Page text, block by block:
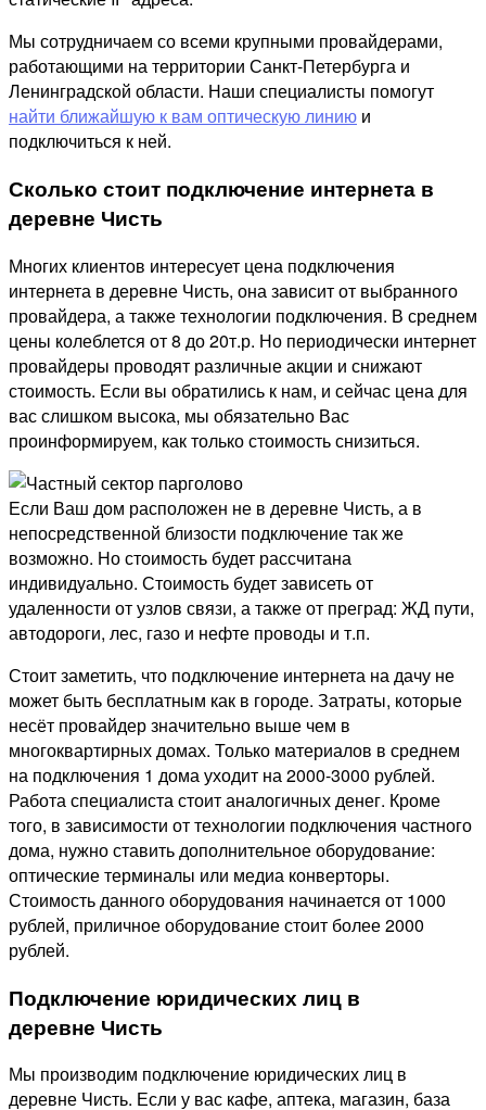
Мы сотрудничаем со всеми крупными провайдерами,
работающими на территории Санкт-Петербурга и
Ленинградской области. Наши специалисты помогут
найти ближайшую к вам оптическую линию и
подключиться к ней.
Сколько стоит подключение интернета в
деревне Чисть
Многих клиентов интересует цена подключения
интернета в деревне Чисть, она зависит от выбранного
провайдера, а также технологии подключения. В среднем
цены колеблется от 8 до 20т.р. Но периодически интернет
провайдеры проводят различные акции и снижают
стоимость. Если вы обратились к нам, и сейчас цена для
вас слишком высока, мы обязательно Вас
проинформируем, как только стоимость снизиться.
Если Ваш дом расположен не в деревне Чисть, а в
непосредственной близости подключение так же
возможно. Но стоимость будет рассчитана
индивидуально. Стоимость будет зависеть от
удаленности от узлов связи, а также от преград: ЖД пути,
автодороги, лес, газо и нефте проводы и т.п.
Стоит заметить, что подключение интернета на дачу не
может быть бесплатным как в городе. Затраты, которые
несёт провайдер значительно выше чем в
многоквартирных домах. Только материалов в среднем
на подключения 1 дома уходит на 2000-3000 рублей.
Работа специалиста стоит аналогичных денег. Кроме
того, в зависимости от технологии подключения частного
дома, нужно ставить дополнительное оборудование:
оптические терминалы или медиа конверторы.
Стоимость данного оборудования начинается от 1000
рублей, приличное оборудование стоит более 2000
рублей.
Подключение юридических лиц в
деревне Чисть
Мы производим подключение юридических лиц в
деревне Чисть. Если у вас кафе, аптека, магазин, база